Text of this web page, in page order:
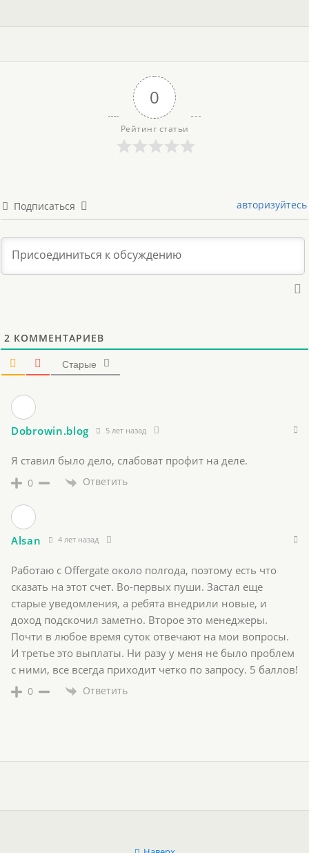
0
Рейтинг статьи
Подписаться авторизуйтесь
2 КОММЕНТАРИЕВ
Старые
Dobrowin.blog 5 лет назад
Я ставил было дело, слабоват профит на деле.
0 Ответить
Alsan 4 лет назад
Работаю с Offergate около полгода, поэтому есть что
сказать на этот счет. Во-первых пуши. Застал еще
старые уведомления, а ребята внедрили новые, и
доход подскочил заметно. Второе это менеджеры.
Почти в любое время суток отвечают на мои вопросы.
И третье это выплаты. Ни разу у меня не было проблем
с ними, все всегда приходит четко по запросу. 5 баллов!
0 Ответить